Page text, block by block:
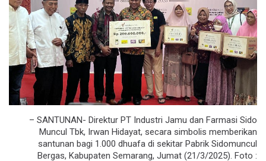
– SANTUNAN- Direktur PT Industri Jamu dan Farmasi Sido
Muncul Tbk, Irwan Hidayat, secara simbolis memberikan
santunan bagi 1.000 dhuafa di sekitar Pabrik Sidomuncul
Bergas, Kabupaten Semarang, Jumat (21/3/2025). Foto :